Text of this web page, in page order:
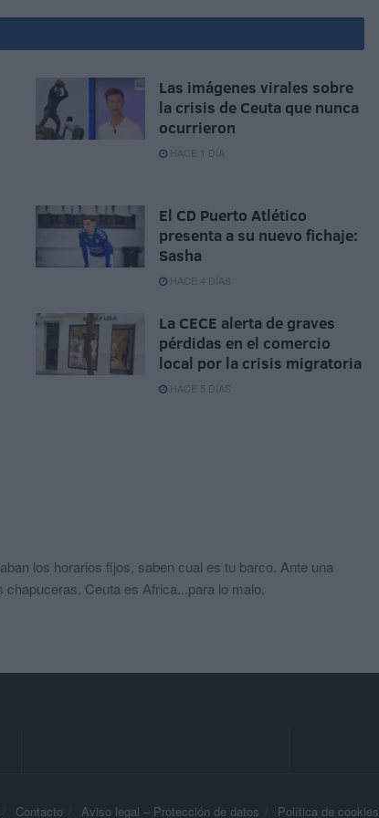
Las imágenes virales sobre
la crisis de Ceuta que nunca
ocurrieron
HACE 1 DÍA
El CD Puerto Atlético
presenta a su nuevo fichaje:
Sasha
HACE 4 DÍAS
La CECE alerta de graves
pérdidas en el comercio
local por la crisis migratoria
HACE 5 DÍAS
los horarios fijos, saben cual es tu barco. Ante una
Ceuta es Africa...para lo malo.
Contacto Aviso legal – Protección de datos Política de cookies